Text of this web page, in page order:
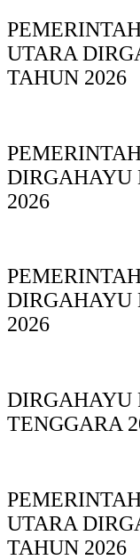
UTARA
TAHUN 2026
DIRGAHAYU
2026
DIRGAHAYU
2026
DIRGAHAYU
TENGGARA
UTARA
TAHUN 2026